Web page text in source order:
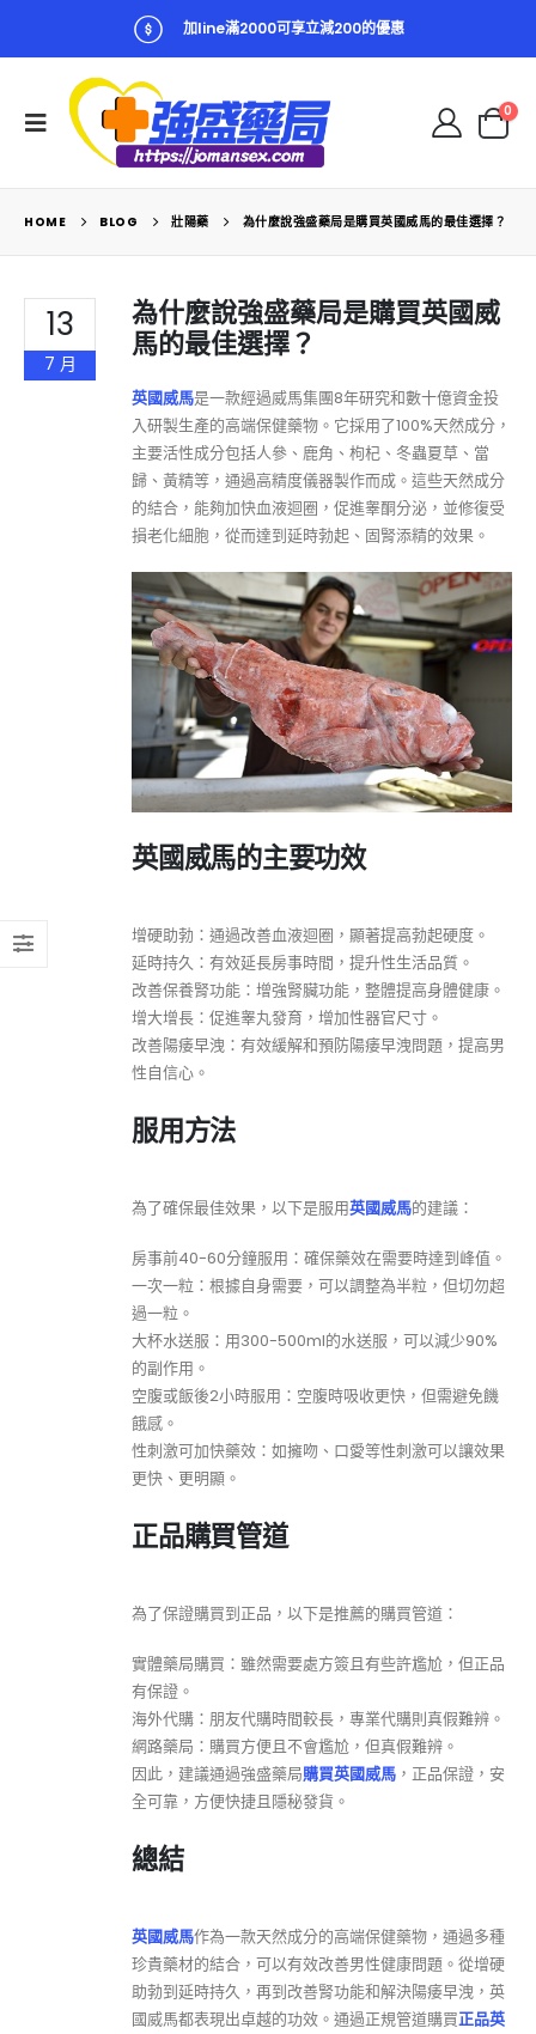
加line滿2000可享立減200的優惠
0
HOME BLOG 壯陽藥 為什麼說強盛藥局是購買英國威馬的最佳選擇？
13
7 月
為什麼說強盛藥局是購買英國威
馬的最佳選擇？
英國威馬是一款經過威馬集團8年研究和數十億資金投
入研製生產的高端保健藥物。它採用了100%天然成分，
主要活性成分包括人參、鹿角、枸杞、冬蟲夏草、當
歸、黃精等，通過高精度儀器製作而成。這些天然成分
的結合，能夠加快血液迴圈，促進睾酮分泌，並修復受
損老化細胞，從而達到延時勃起、固腎添精的效果。
英國威馬的主要功效
增硬助勃：通過改善血液迴圈，顯著提高勃起硬度。
延時持久：有效延長房事時間，提升性生活品質。
改善保養腎功能：增強腎臟功能，整體提高身體健康。
增大增長：促進睾丸發育，增加性器官尺寸。
改善陽痿早洩：有效緩解和預防陽痿早洩問題，提高男
性自信心。
服用方法
為了確保最佳效果，以下是服用英國威馬的建議：
房事前40-60分鐘服用：確保藥效在需要時達到峰值。
一次一粒：根據自身需要，可以調整為半粒，但切勿超
過一粒。
大杯水送服：用300-500ml的水送服，可以減少90%
的副作用。
空腹或飯後2小時服用：空腹時吸收更快，但需避免饑
餓感。
性刺激可加快藥效：如擁吻、口愛等性刺激可以讓效果
更快、更明顯。
正品購買管道
為了保證購買到正品，以下是推薦的購買管道：
實體藥局購買：雖然需要處方簽且有些許尷尬，但正品
有保證。
海外代購：朋友代購時間較長，專業代購則真假難辨。
網路藥局：購買方便且不會尷尬，但真假難辨。
因此，建議通過強盛藥局購買英國威馬 ，正品保證，安
全可靠，方便快捷且隱秘發貨。
總結
英國威馬作為一款天然成分的高端保健藥物，通過多種
珍貴藥材的結合，可以有效改善男性健康問題。從增硬
助勃到延時持久，再到改善腎功能和解決陽痿早洩，英
國威馬都表現出卓越的功效。通過正規管道購買正品英